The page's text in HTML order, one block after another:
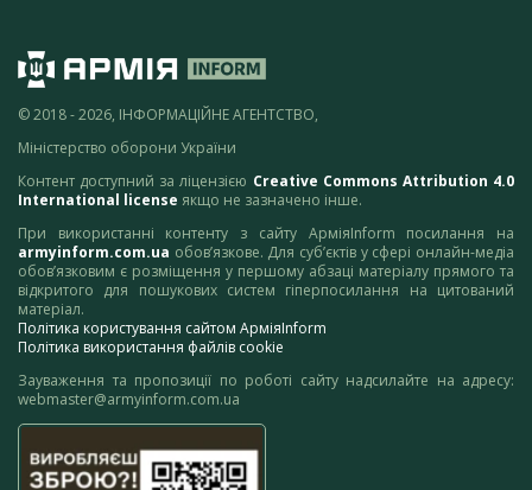
© 2018 - 2026, ІНФОРМАЦІЙНЕ АГЕНТСТВО,
Міністерство оборони України
Контент доступний за ліцензією Creative Commons Attribution 4.0
International license якщо не зазначено інше.
При використанні контенту з сайту АрміяInform посилання на
armyinform.com.ua обов’язкове. Для суб’єктів у сфері онлайн-медіа
обов’язковим є розміщення у першому абзаці матеріалу прямого та
відкритого для пошукових систем гіперпосилання на цитований
матеріал.
Політика користування сайтом АрміяInform
Політика використання файлів cookie
Зауваження та пропозиції по роботі сайту надсилайте на адресу:
webmaster@armyinform.com.ua